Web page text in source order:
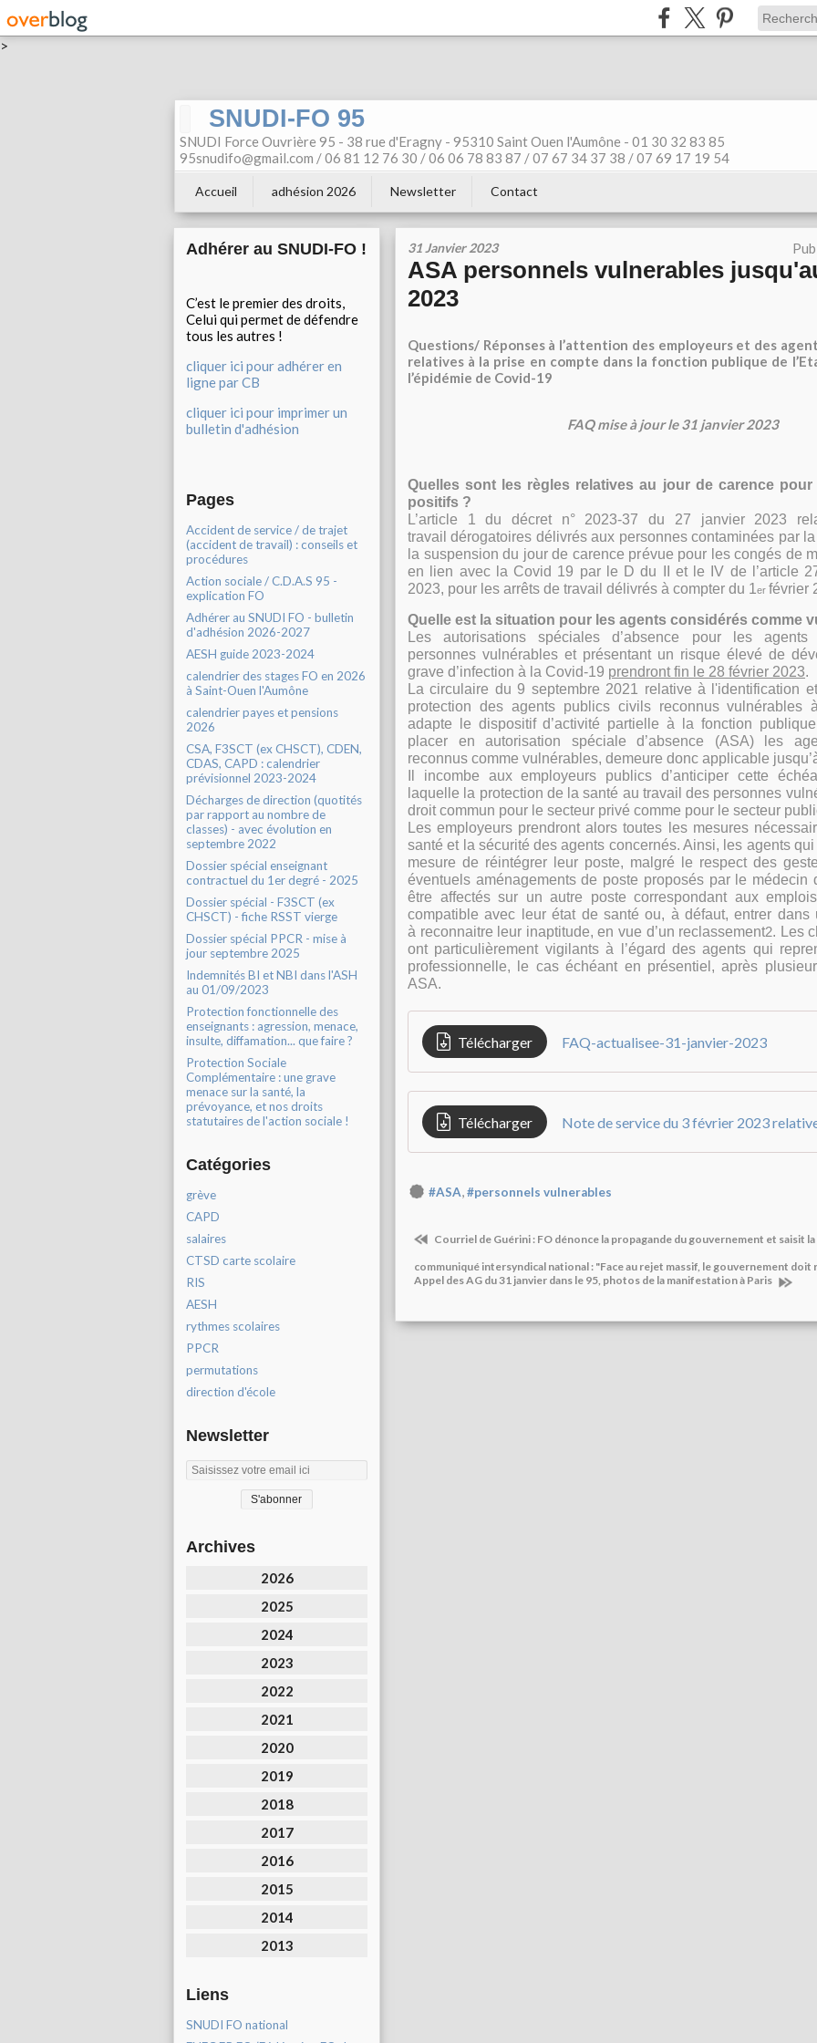
>
SNUDI-FO 95
SNUDI Force Ouvrière 95 - 38 rue d'Eragny - 95310 Saint Ouen l'Aumône - 01 30 32 83 85
95snudifo@gmail.com / 06 81 12 76 30 / 06 06 78 83 87 / 07 67 34 37 38 / 07 69 17 19 54
Accueil adhésion 2026 Newsletter Contact
Adhérer au SNUDI-FO !
C’est le premier des droits,
Celui qui permet de défendre
tous les autres !
cliquer ici pour adhérer en
ligne par CB
cliquer ici pour imprimer un
bulletin d'adhésion
Pages
Accident de service / de trajet
(accident de travail) : conseils et
procédures
Action sociale / C.D.A.S 95 -
explication FO
Adhérer au SNUDI FO - bulletin
d'adhésion 2026-2027
AESH guide 2023-2024
calendrier des stages FO en 2026
à Saint-Ouen l'Aumône
calendrier payes et pensions
2026
CSA, F3SCT (ex CHSCT), CDEN,
CDAS, CAPD : calendrier
prévisionnel 2023-2024
Décharges de direction (quotités
par rapport au nombre de
classes) - avec évolution en
septembre 2022
Dossier spécial enseignant
contractuel du 1er degré - 2025
Dossier spécial - F3SCT (ex
CHSCT) - fiche RSST vierge
Dossier spécial PPCR - mise à
jour septembre 2025
Indemnités BI et NBI dans l'ASH
au 01/09/2023
Protection fonctionnelle des
enseignants : agression, menace,
insulte, diffamation... que faire ?
Protection Sociale
Complémentaire : une grave
menace sur la santé, la
prévoyance, et nos droits
statutaires de l'action sociale !
Catégories
grève
CAPD
salaires
CTSD carte scolaire
RIS
AESH
rythmes scolaires
PPCR
permutations
direction d'école
Newsletter
Archives
2026
2025
2024
2023
2022
2021
2020
2019
2018
2017
2016
2015
2014
2013
Liens
SNUDI FO national
31 Janvier 2023
ASA personnels vulnerables
2023
Questions/ Réponses à l’attention des employeurs et des
relatives à la prise en compte dans la fonction publique de
l’épidémie de Covid-19
FAQ mise à jour le 31 janvier 2023
Quelles sont les règles relatives au jour de carence
positifs ?
L’article 1 du décret n° 2023-37 du 27 janvier 2023
travail dérogatoires délivrésaux personnes contaminées par
la suspension du jour de carence prévue pour les congés de
en lien avec la Covid 19 par le D du II et le IV de l’article
2023, pour les arrêts de travail délivrés à compter du 1 er février
Quelle est la situation pour les agents considérés comme
Les autorisations spéciales d’absence pour les agents
personnes vulnérables et présentant un risque élevé de
grave d’infection à la Covid-19 prendront fin le 28 février 2023.
La circulaire du 9 septembre 2021 relative à l'identification
protection desagents publics civils reconnus vulnérables
adapte le dispositif d’activité partielle à la fonction
placer en autorisation spéciale d’absence (ASA)les
reconnus comme vulnérables, demeure donc applicable
Il incombe aux employeurs publics d’anticiper cette
laquelle la protection de la santé au travail des personnes
droit commun pour le secteur privé comme pour le secteur
Les employeurs prendront alors toutes les mesures
santé et la sécurité des agents concernés. Ainsi, les agents
mesure de réintégrer leur poste, malgré le respect des
éventuels aménagements de poste proposés par le médecin
être affectés sur un autre poste correspondant aux
compatible avec
leur état de santé ou, à défaut, entrer dans
à reconnaitre leur inaptitude, en vue d’un reclassement2. Les
ont particulièrement vigilants à l’égard des agents qui
professionnelle, le caséchéant en présentiel, après
ASA.
Télécharger FAQ-actualisee-31-janvier-2023
Télécharger
#ASA,#personnels vulnerables
Courriel de Guérini : FO dénonce la propagande du gouvernement et saisit la
communiqué intersyndical national : "Face au rejet massif, le gouvernement
Appel des AG du 31 janvier dans le 95, photos de la manifestation à Paris